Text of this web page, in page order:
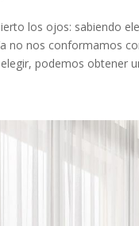
los ojos: sabiendo
no nos conformamos
podemos obtener